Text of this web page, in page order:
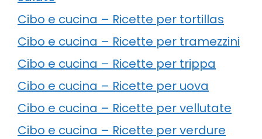
Cibo e cucina – Ricette per tortillas
Cibo e cucina – Ricette per tramezzini
Cibo e cucina – Ricette per trippa
Cibo e cucina – Ricette per uova
Cibo e cucina – Ricette per vellutate
Cibo e cucina – Ricette per verdure